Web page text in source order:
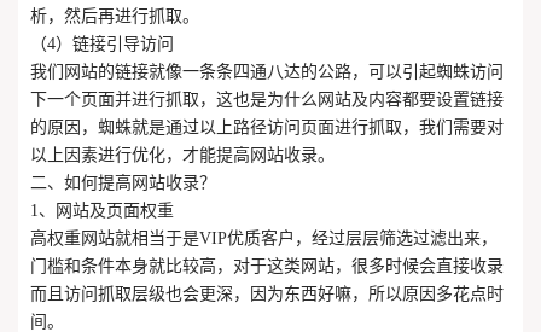
析，然后再进行抓取。
（4）链接引导访问
我们网站的链接就像一条条四通八达的公路，可以引起蜘蛛访问
下一个页面并进行抓取，这也是为什么网站及内容都要设置链接
的原因，蜘蛛就是通过以上路径访问页面进行抓取，我们需要对
以上因素进行优化，才能提高网站收录。
二、如何提高网站收录？
1、网站及页面权重
高权重网站就相当于是VIP优质客户，经过层层筛选过滤出来，
门槛和条件本身就比较高，对于这类网站，很多时候会直接收录
而且访问抓取层级也会更深，因为东西好嘛，所以原因多花点时
间。